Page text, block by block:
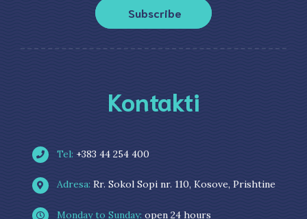
Subscribe
Kontakti
Tel: +383 44 254 400
Adresa: Rr. Sokol Sopi nr. 110, Kosove, Prishtine
Monday to Sunday: open 24 hours